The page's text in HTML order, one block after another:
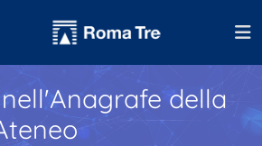
della